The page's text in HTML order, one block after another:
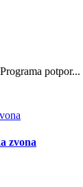
potpor...
zvona